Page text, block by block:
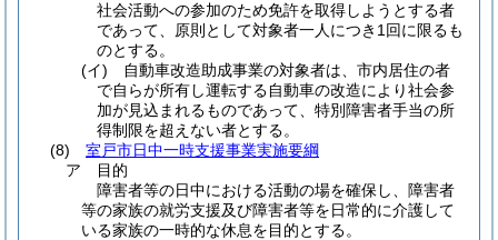
社会活動への参加のため免許を取得しようとする者
であって、原則として対象者一人につき1回に限るも
のとする。
(イ)
自動車改造助成事業の対象者は、市内居住の者
で自らが所有し運転する自動車の改造により社会参
加が見込まれるものであって、特別障害者手当の所
得制限を超えない者とする。
(8)
室戸市日中一時支援事業実施要綱
ア
目的
障害者等の日中における活動の場を確保し、障害者
等の家族の就労支援及び障害者等を日常的に介護して
いる家族の一時的な休息を目的とする。